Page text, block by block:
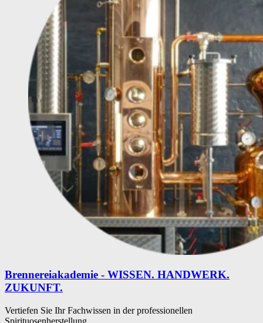
Brennereiakademie - WISSEN. HANDWERK.
ZUKUNFT.
Vertiefen Sie Ihr Fachwissen in der professionellen
Spirituosenherstellung.